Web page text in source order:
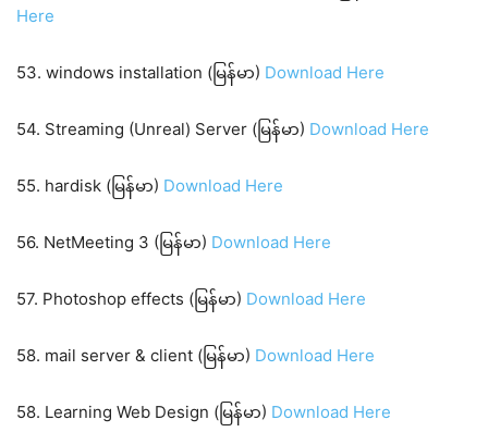
Here
53. windows installation (မြန်မာ) Download Here
54. Streaming (Unreal) Server (မြန်မာ) Download Here
55. hardisk (မြန်မာ) Download Here
56. NetMeeting 3 (မြန်မာ) Download Here
57. Photoshop effects (မြန်မာ) Download Here
58. mail server & client (မြန်မာ) Download Here
58. Learning Web Design (မြန်မာ) Download Here